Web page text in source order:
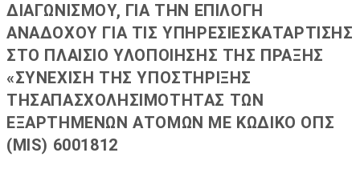
ΔΙΑΓΩΝΙΣΜΟΥ, ΓΙΑ ΤΗΝ ΕΠΙΛΟΓΗ
ΑΝΑΔΟΧΟΥ ΓΙΑ ΤΙΣ ΥΠΗΡΕΣΙΕΣΚΑΤΑΡΤΙΣΗΣ
ΣΤΟ ΠΛΑΙΣΙΟ ΥΛΟΠΟΙΗΣΗΣ ΤΗΣ ΠΡΑΞΗΣ
«ΣΥΝΕΧΙΣΗ ΤΗΣ ΥΠΟΣΤΗΡΙΞΗΣ
ΤΗΣΑΠΑΣΧΟΛΗΣΙΜΟΤΗΤΑΣ ΤΩΝ
ΕΞΑΡΤΗΜΕΝΩΝ ΑΤΟΜΩΝ ΜΕ ΚΩΔΙΚΟ ΟΠΣ
(MIS) 6001812